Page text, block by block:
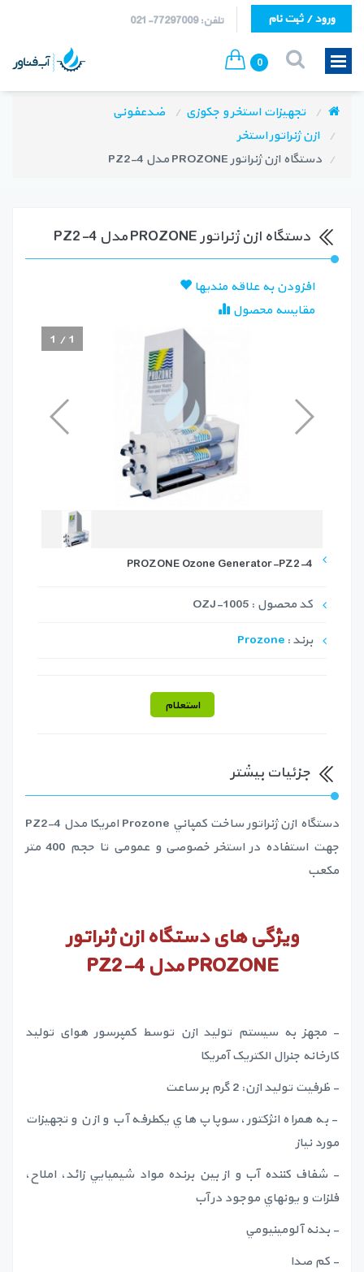
تلفن: 77297009-021 ورود / ثبت نام
0
تجهیزات استخر و جکوزی
ضدعفونی
ازن ژنراتور استخر
دستگاه ازن ژنراتور PROZONE مدل PZ2-4
دستگاه ازن ژنراتور PROZONE مدل PZ2-4
افزودن به علاقه مندیها
مقایسه محصول
1 /1
PROZONE Ozone Generator-PZ2-4
کد محصول : OZJ-1005
برند : Prozone
استعلام
جزئیات بیشتر
دستگاه ازن ژنراتور ساخت كمپاني Prozone امريكا مدل PZ2-4
جهت استفاده در استخر خصوصی و عمومی تا حجم 400 متر
مکعب
ویژگی هایدستگاه ازن ژنراتور
PROZONEمدلPZ2-4
- مجهز به سیستم تولید ازن توسط کمپرسور هوای تولید
کارخانه جنرال الکتریک آمریکا
- ظرفیت تولید ازن: 2 گرم بر ساعت
- به همراه انژكتور، سوپاپ هاي يكطرفه آب و ازن و تجهيزات
مورد نياز
- شفاف كننده آب و از بين برنده مواد شيميايي زائد، املاح،
فلزات و يونهاي موجود در آب
- بدنه آلومينيومي
- کم صدا